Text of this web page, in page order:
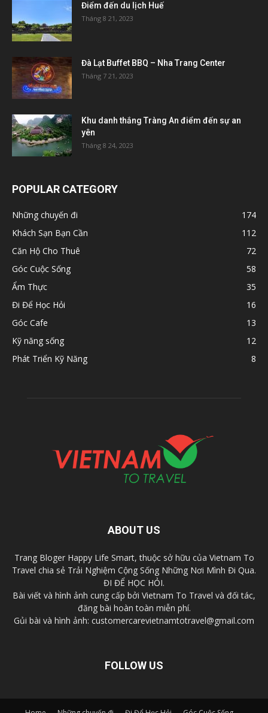
Điểm đến du lịch Huế
Tháng 8 21, 2023
Đà Lạt Buffet BBQ – Nha Trang Center
Tháng 7 21, 2023
Khu danh thắng Tràng An điểm đến sự an
yên
Tháng 8 24, 2023
POPULAR CATEGORY
Những chuyến đi
174
Khách Sạn Bạn Cần
112
Căn Hộ Cho Thuê
72
Góc Cuộc Sống
58
Ẩm Thực
35
Đi Để Học Hỏi
16
Góc Cafe
13
Kỹ năng sống
12
Phát Triển Kỹ Năng
8
ABOUT US
Trang Bloger Happy Life Smart, thuộc sở hữu của Vietnam To
Travel chia sẻ Trải Nghiệm Cộng Sống Những Nơi Mình Đi Qua.
ĐI ĐỂ HỌC HỎI.
Bài viết và hình ảnh cung cấp bởi Vietnam To Travel và đối tác,
đăng bài hoàn toàn miễn phí.
Gủi bài và hình ảnh: customercarevietnamtotravel@gmail.com
FOLLOW US